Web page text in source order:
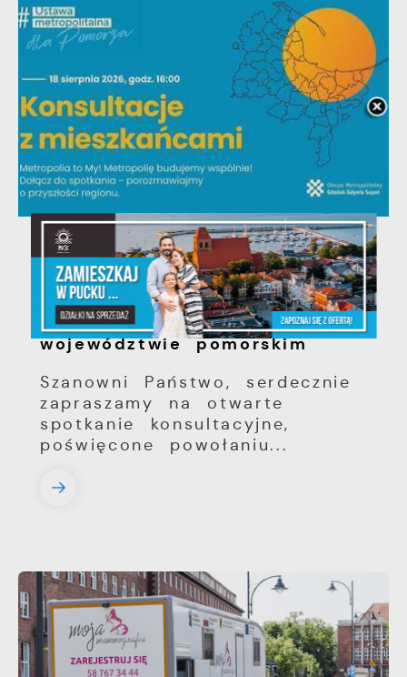
06 - 08 - 2026
Spotkanie konsultacyjne
poświęcone powołaniu
związku metropolitalnego w
województwie pomorskim
Szanowni Państwo, serdecznie
zapraszamy na otwarte
spotkanie konsultacyjne,
poświęcone powołaniu...